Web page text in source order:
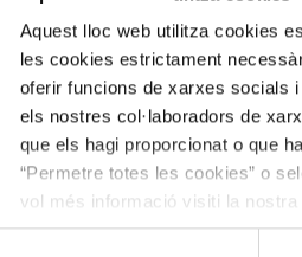
Aquest lloc web utilitza cookies
les cookies estrictament
oferir funcions de xarxes socials
els nostres col·laboradors de
que els hagi proporcionat o que
“Permetre totes les cookies” o
vol més informació visiti la nostra
les cookies en qualsevol moment.